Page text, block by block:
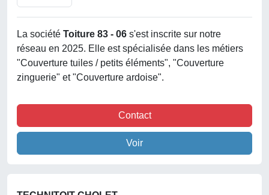
La société Toiture 83 - 06 s'est inscrite sur notre
réseau en 2025. Elle est spécialisée dans les métiers
"Couverture tuiles / petits éléments", "Couverture
zinguerie" et "Couverture ardoise".
Contact
Voir